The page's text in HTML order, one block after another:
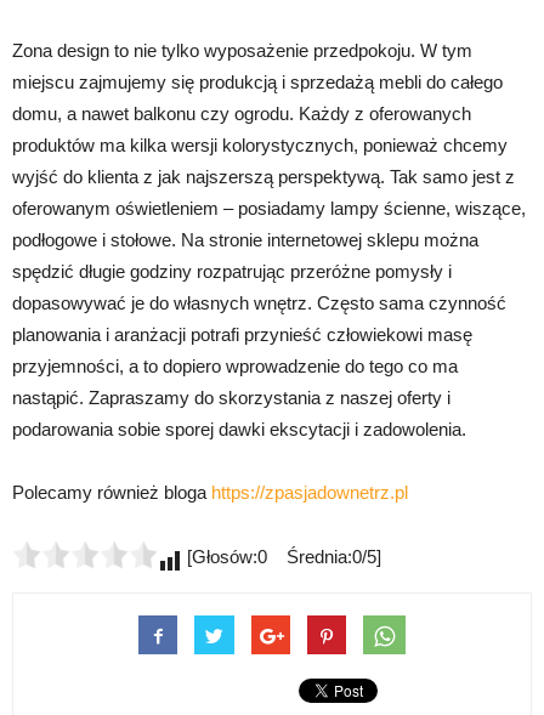
Zona design to nie tylko wyposażenie przedpokoju. W tym
miejscu zajmujemy się produkcją i sprzedażą mebli do całego
domu, a nawet balkonu czy ogrodu. Każdy z oferowanych
produktów ma kilka wersji kolorystycznych, ponieważ chcemy
wyjść do klienta z jak najszerszą perspektywą. Tak samo jest z
oferowanym oświetleniem – posiadamy lampy ścienne, wiszące,
podłogowe i stołowe. Na stronie internetowej sklepu można
spędzić długie godziny rozpatrując przeróżne pomysły i
dopasowywać je do własnych wnętrz. Często sama czynność
planowania i aranżacji potrafi przynieść człowiekowi masę
przyjemności, a to dopiero wprowadzenie do tego co ma
nastąpić. Zapraszamy do skorzystania z naszej oferty i
podarowania sobie sporej dawki ekscytacji i zadowolenia.
Polecamy również bloga https://zpasjadownetrz.pl
[Głosów:0 Średnia:0/5]